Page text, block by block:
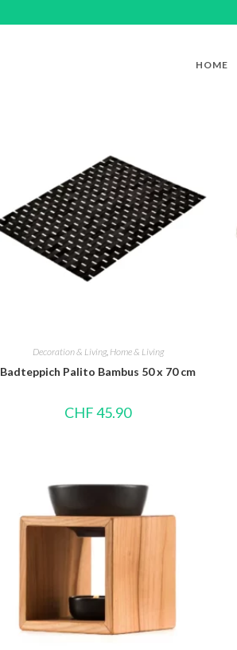
HOME
Decoration & Living, Home & Living
Badteppich Palito Bambus 50 x 70 cm
CHF45.90